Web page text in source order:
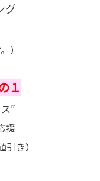
グ
）
１
”
援
き）